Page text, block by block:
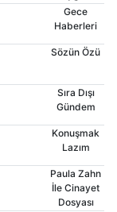
Gece
Haberleri
Sözün Özü
Sıra Dışı
Gündem
Konuşmak
Lazım
Paula Zahn
İle Cinayet
Dosyası